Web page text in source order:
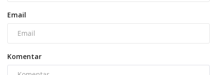
Email
Komentar